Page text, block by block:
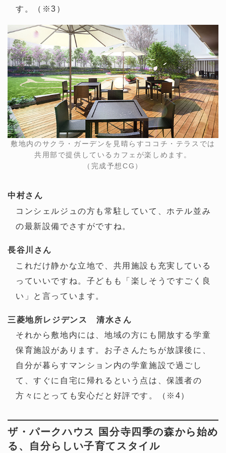
す。（※3）
敷地内のサクラ・ガーデンを見晴らすココチ・テラスでは
共用部で提供しているカフェが楽しめます。
（完成予想CG）
中村さん
コンシェルジュの方も常駐していて、ホテル並み
の最新設備でさすがですね。
長谷川さん
これだけ静かな立地で、共用施設も充実している
っていいですね。子どもも「楽しそうですごく良
い」と言っています。
三菱地所レジデンス 清水さん
それから敷地内には、地域の方にも開放する学童
保育施設があります。お子さんたちが放課後に、
自分が暮らすマンション内の学童施設で過ごし
て、すぐに自宅に帰れるという点は、保護者の
方々にとっても安心だと好評です。（※4）
ザ・パークハウス 国分寺四季の森から始め
る、自分らしい子育てスタイル